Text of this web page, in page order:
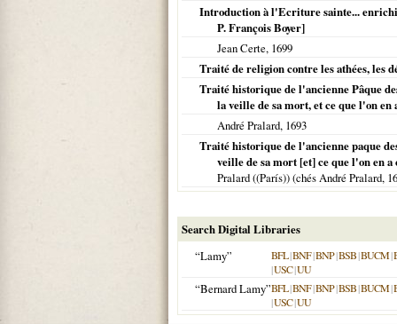
Introduction à l'Ecriture sainte...
P. François Boyer]
Jean Certe, 1699
Traité de religion contre les athées, les
Traité historique de l'ancienne Pâque
la veille de sa mort, et ce que l'on en
André Pralard, 1693
Traité historique de l'ancienne paque
veille de sa mort [et] ce que l'on en a
Pralard ((París)) (chés André Pralard,
Search Digital Libraries
“Lamy”
BFL|BNF|BNP|BSB|BUCM|
|USC|UU
“Bernard Lamy”BFL|BNF|BNP|BSB|BUCM|
|USC|UU